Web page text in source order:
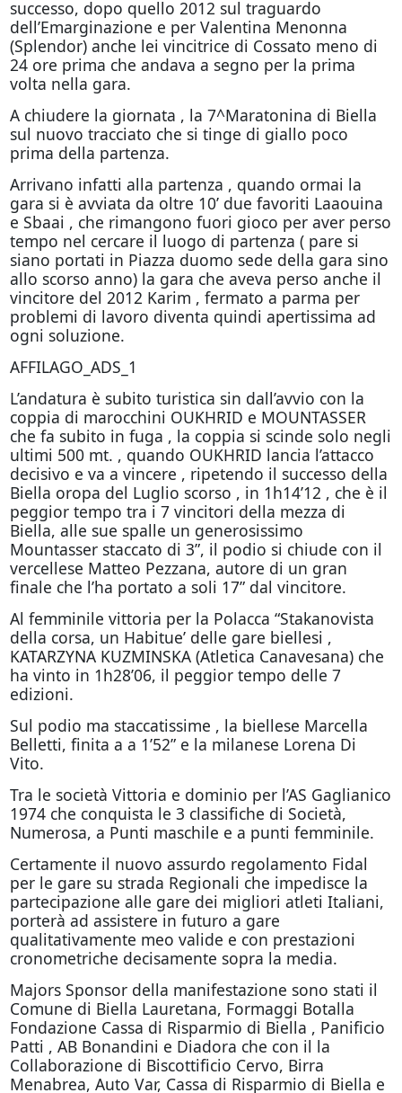
successo, dopo quello 2012 sul traguardo
dell’Emarginazione e per Valentina Menonna
(Splendor) anche lei vincitrice di Cossato meno di
24 ore prima che andava a segno per la prima
volta nella gara.
A chiudere la giornata , la 7^Maratonina di Biella
sul nuovo tracciato che si tinge di giallo poco
prima della partenza.
Arrivano infatti alla partenza , quando ormai la
gara si è avviata da oltre 10’ due favoriti Laaouina
e Sbaai , che rimangono fuori gioco per aver perso
tempo nel cercare il luogo di partenza ( pare si
siano portati in Piazza duomo sede della gara sino
allo scorso anno) la gara che aveva perso anche il
vincitore del 2012 Karim , fermato a parma per
problemi di lavoro diventa quindi apertissima ad
ogni soluzione.
AFFILAGO_ADS_1
L’andatura è subito turistica sin dall’avvio con la
coppia di marocchini OUKHRID e MOUNTASSER
che fa subito in fuga , la coppia si scinde solo negli
ultimi 500 mt. , quando OUKHRID lancia l’attacco
decisivo e va a vincere , ripetendo il successo della
Biella oropa del Luglio scorso , in 1h14’12 , che è il
peggior tempo tra i 7 vincitori della mezza di
Biella, alle sue spalle un generosissimo
Mountasser staccato di 3”, il podio si chiude con il
vercellese Matteo Pezzana, autore di un gran
finale che l’ha portato a soli 17” dal vincitore.
Al femminile vittoria per la Polacca “Stakanovista
della corsa, un Habitue’ delle gare biellesi ,
KATARZYNA KUZMINSKA (Atletica Canavesana) che
ha vinto in 1h28’06, il peggior tempo delle 7
edizioni.
Sul podio ma staccatissime , la biellese Marcella
Belletti, finita a a 1’52” e la milanese Lorena Di
Vito.
Tra le società Vittoria e dominio per l’AS Gaglianico
1974 che conquista le 3 classifiche di Società,
Numerosa, a Punti maschile e a punti femminile.
Certamente il nuovo assurdo regolamento Fidal
per le gare su strada Regionali che impedisce la
partecipazione alle gare dei migliori atleti Italiani,
porterà ad assistere in futuro a gare
qualitativamente meo valide e con prestazioni
cronometriche decisamente sopra la media.
Majors Sponsor della manifestazione sono stati il
Comune di Biella Lauretana, Formaggi Botalla
Fondazione Cassa di Risparmio di Biella , Panificio
Patti , AB Bonandini e Diadora che con il la
Collaborazione di Biscottificio Cervo, Birra
Menabrea, Auto Var, Cassa di Risparmio di Biella e